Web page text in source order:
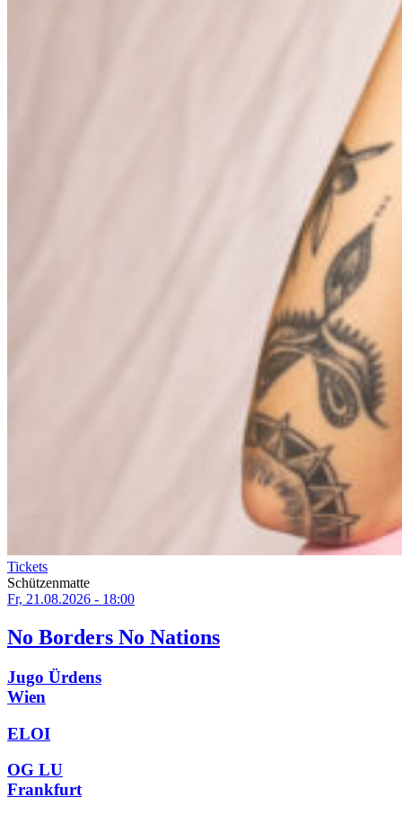
Tickets
Schützenmatte
Fr, 21.08.2026 - 18:00
No Borders No Nations
Jugo Ürdens
Wien
ELOI
OG LU
Frankfurt